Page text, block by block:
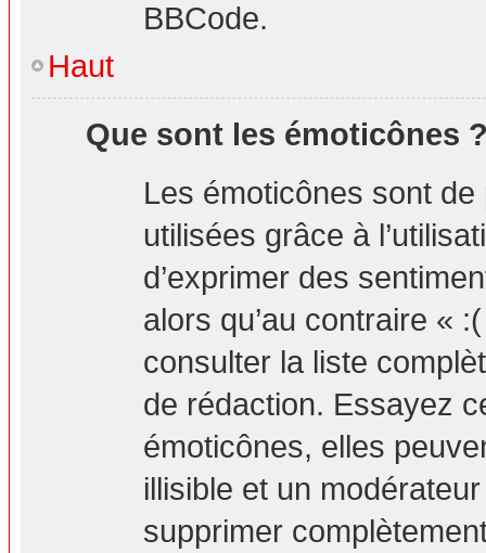
BBCode.
Haut
Que sont les émoticônes
Les émoticônes sont
utilisées grâce à
d’exprimer des
alors qu’au contraire «
consulter la liste
de rédaction. Essayez
émoticônes, elles
illisible et un
supprimer